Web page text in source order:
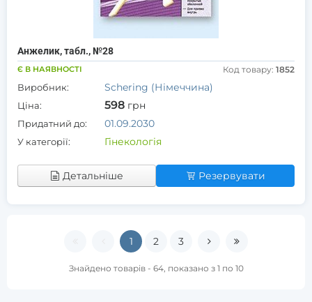
Анжелик, табл., №28
Є В НАЯВНОСТІ Код товару: 1852
Виробник: Schering (Німеччина)
Ціна: 598 грн
Придатний до: 01.09.2030
У категорії: Гінекологія
Детальніше Резервувати
1 2 3
Знайдено товарів - 64, показано з 1 по 10